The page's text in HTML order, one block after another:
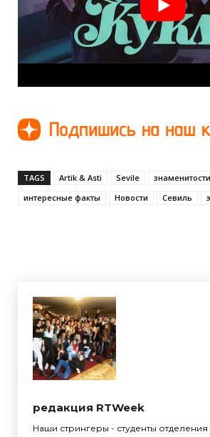
TAGS Artik & Asti Sevile
знаменитости
интересные факты
Новости Севиль
редакция RTWeek
Наши стрингеры - студенты отделения